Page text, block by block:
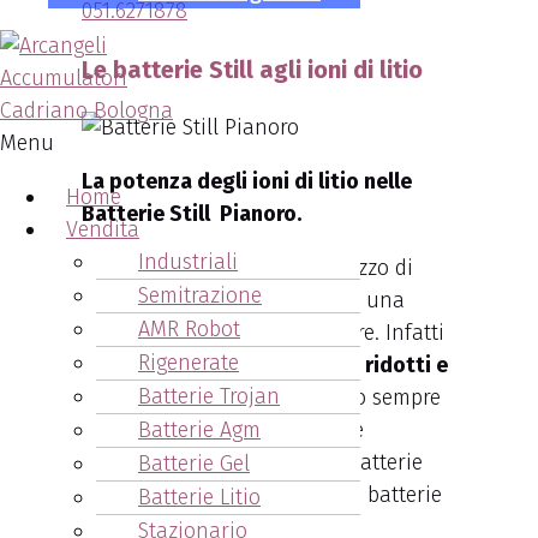
Menu
Home
Vendita
Industriali
Semitrazione
AMR Robot
Rigenerate
Batterie Trojan
Batterie Agm
Batterie Gel
Batterie Litio
Stazionario
051.6271878
Le batterie Still agli ioni di litio
La potenza degli ioni di litio nelle
Batterie Still Pianoro.
I principali vantaggi nell’utilizzo di
batterie agli ioni di litio sono una
efficienza energetica superiore. Infatti
il loro utilizzo favorisce
costi ridotti e
minori emissioni, garantendo sempre
il costante flusso di energia e
soprattutto la ricarica delle batterie
molto più rapida rispetto alle batterie
“tradizionali”.